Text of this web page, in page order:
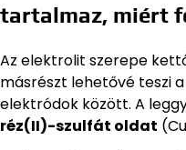
tartalmaz, miért
Az elektrolit szerepe
másrészt lehetővé teszi
elektródok között. A
réz(II)-szulfát oldat